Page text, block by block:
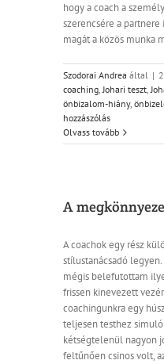
hogy a coach a
szerencsére a
magát a közös munka
Szodorai Andrea által |
coaching,Johari teszt,
önbizalom-hiány,
hozzászólás
Olvass tovább
A
A coachok egy rész
stílustanácsadó
mégis belefutottam
frissen kinevezett
coachingunkra egy
teljesen testhez
kétségtelenül nagyon
feltűnően csinos volt,